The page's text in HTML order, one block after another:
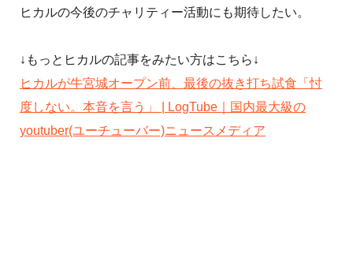
ヒカルの今後のチャリティー活動にも期待したい。
↓もっとヒカルの記事をみたい方はこちら↓
ヒカルが牛宮城オープン前、最後の抜き打ち試食「忖
度しない。本音を言う」 | LogTube｜国内最大級の
youtuber(ユーチューバー)ニュースメディア